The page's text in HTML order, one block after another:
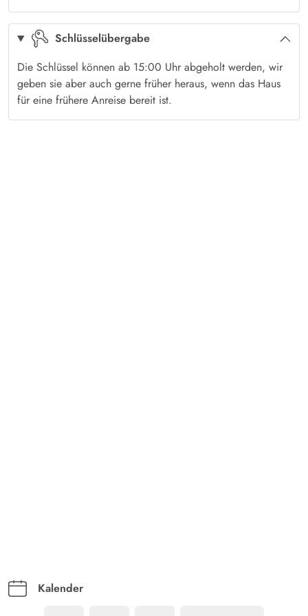
Schlüsselübergabe
Die Schlüssel können ab 15:00 Uhr abgeholt werden, wir
geben sie aber auch gerne früher heraus, wenn das Haus
für eine frühere Anreise bereit ist.
Kalender